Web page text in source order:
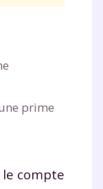
prime
compte
Fermer
?